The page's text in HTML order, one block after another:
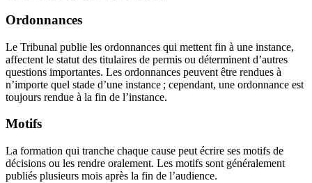
Ordonnances
Le Tribunal publie les ordonnances qui mettent fin à une instance,
affectent le statut des titulaires de permis ou déterminent d’autres
questions importantes. Les ordonnances peuvent être rendues à
n’importe quel stade d’une instance ; cependant, une ordonnance est
toujours rendue à la fin de l’instance.
Motifs
La formation qui tranche chaque cause peut écrire ses motifs de
décisions ou les rendre oralement. Les motifs sont généralement
publiés plusieurs mois après la fin de l’audience.